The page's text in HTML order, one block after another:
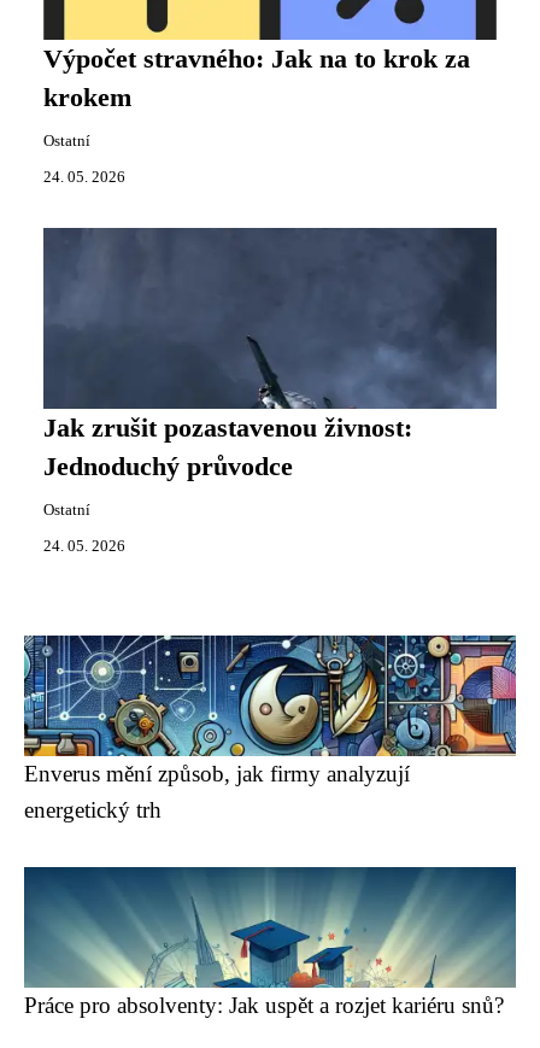
Výpočet stravného: Jak na to krok za
krokem
Ostatní
24. 05. 2026
Jak zrušit pozastavenou živnost:
Jednoduchý průvodce
Ostatní
24. 05. 2026
Enverus mění způsob, jak firmy analyzují
energetický trh
Práce pro absolventy: Jak uspět a rozjet kariéru snů?